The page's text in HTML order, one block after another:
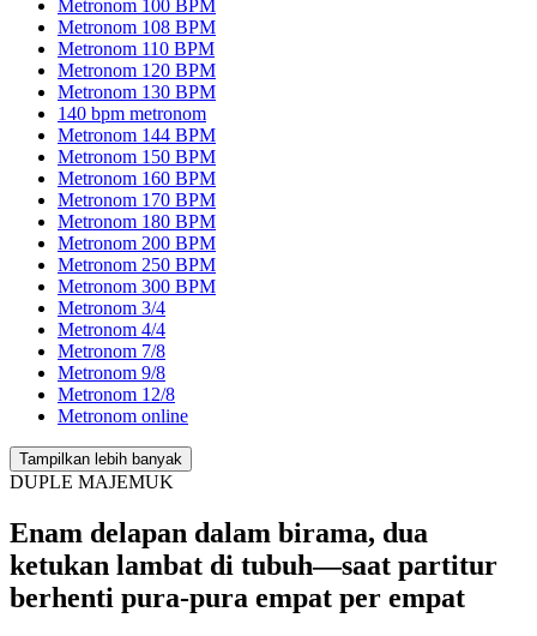
Metronom 100 BPM
Metronom 108 BPM
Metronom 110 BPM
Metronom 120 BPM
Metronom 130 BPM
140 bpm metronom
Metronom 144 BPM
Metronom 150 BPM
Metronom 160 BPM
Metronom 170 BPM
Metronom 180 BPM
Metronom 200 BPM
Metronom 250 BPM
Metronom 300 BPM
Metronom 3/4
Metronom 4/4
Metronom 7/8
Metronom 9/8
Metronom 12/8
Metronom online
Tampilkan lebih banyak
DUPLE MAJEMUK
Enam delapan dalam birama, dua
ketukan lambat di tubuh—saat partitur
berhenti pura-pura empat per empat